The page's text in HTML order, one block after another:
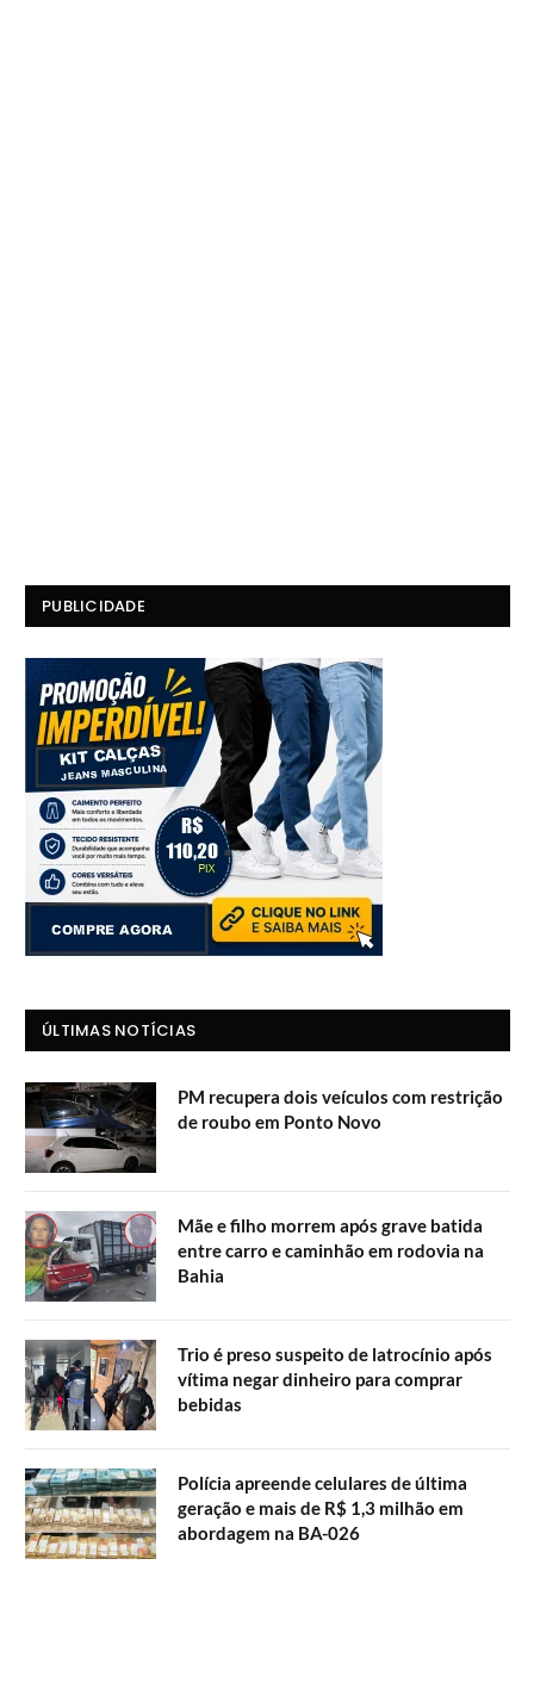
PUBLICIDADE
ÚLTIMAS NOTÍCIAS
PM recupera dois veículos com restrição
de roubo em Ponto Novo
Mãe e filho morrem após grave batida
entre carro e caminhão em rodovia na
Bahia
Trio é preso suspeito de latrocínio após
vítima negar dinheiro para comprar
bebidas
Polícia apreende celulares de última
geração e mais de R$ 1,3 milhão em
abordagem na BA-026